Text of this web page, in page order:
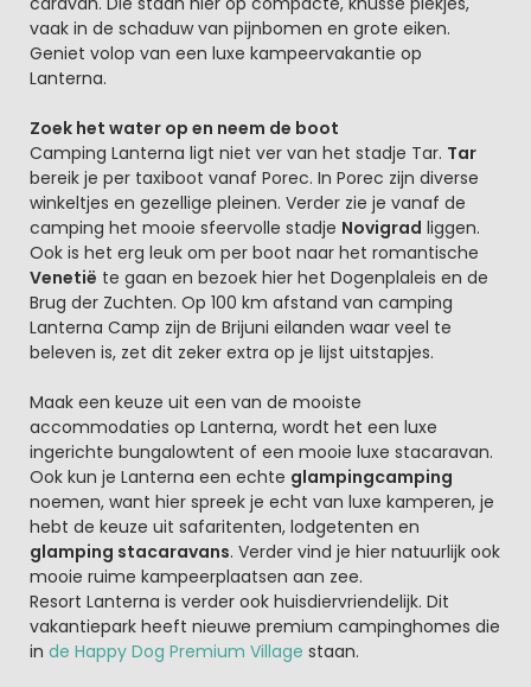
vaak in de schaduw van pijnbomen en grote eiken.
Geniet volop van een luxe kampeervakantie op
Lanterna.
Zoek het water op en neem de boot
Camping Lanterna ligt niet ver van het stadje Tar. Tar
bereik je per taxiboot vanaf Porec. In Porec zijn diverse
winkeltjes en gezellige pleinen. Verder zie je vanaf de
camping het mooie sfeervolle stadje Novigrad liggen.
Ook is het erg leuk om per boot naar het romantische
Venetië te gaan en bezoek hier het Dogenplaleis en de
Brug der Zuchten. Op 100 km afstand van camping
Lanterna Camp zijn de Brijuni eilanden waar veel te
beleven is, zet dit zeker extra op je lijst uitstapjes.
Maak een keuze uit een van de mooiste
accommodaties op Lanterna, wordt het een luxe
ingerichte bungalowtent of een mooie luxe stacaravan.
Ook kun je Lanterna een echte glampingcamping
noemen, want hier spreek je echt van luxe kamperen, je
hebt de keuze uit safaritenten, lodgetenten en
glamping stacaravans. Verder vind je hier natuurlijk ook
mooie ruime kampeerplaatsen aan zee.
Resort Lanterna is verder ook huisdiervriendelijk. Dit
vakantiepark heeft nieuwe premium campinghomes die
in de Happy Dog Premium Village staan.